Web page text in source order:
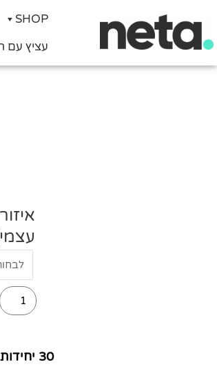
SHOP
עציץ עם
של
30
צמחי
תבלין
עם
יוטה
30 יחידות צמחי תבלין- מתנה מושלמת לאירועים